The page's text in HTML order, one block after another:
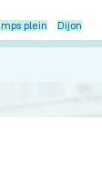
plein Dijon